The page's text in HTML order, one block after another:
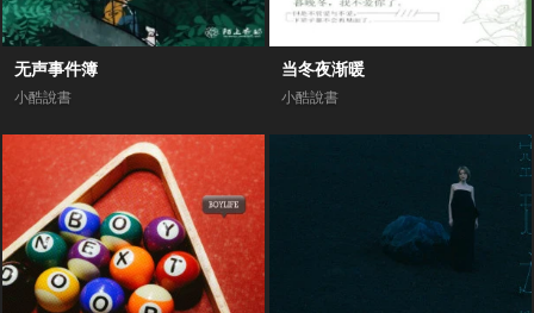
无声事件簿
小酷說書
当冬夜渐暖
小酷說書